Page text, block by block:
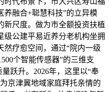
养融合+聪慧科技”的立异模
新尺度。做为市全额投资扶植
级公建平易近养分老机构坐拥
然疗愈空间，通过“院内一级
个智能传感器”的三维支
跃升。2026年，这里以“奉
京津冀地域家庭拜托亲情的